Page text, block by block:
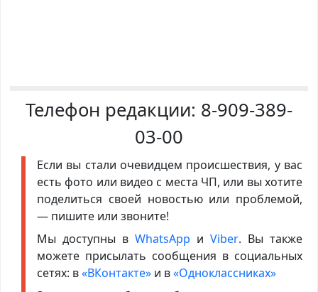
Телефон редакции: 8-909-389-
03-00
Если вы стали очевидцем происшествия, у вас
есть фото или видео с места ЧП, или вы хотите
поделиться своей новостью или проблемой,
— пишите или звоните!
Мы доступны в WhatsApp иViber. Вы также
можете присылать сообщения в социальных
сетях: в«ВКонтакте»и в«Одноклассниках»